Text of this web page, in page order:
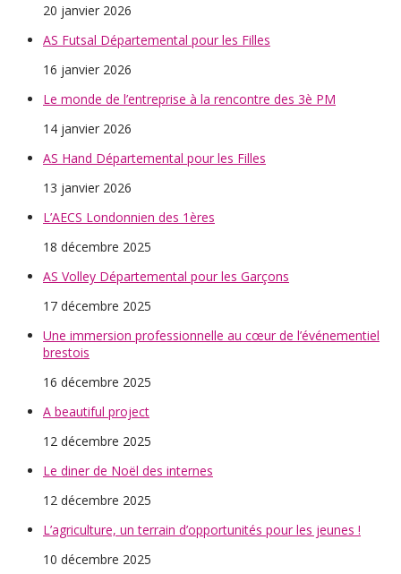
20 janvier 2026
AS Futsal Départemental pour les Filles
16 janvier 2026
Le monde de l’entreprise à la rencontre des 3è PM
14 janvier 2026
AS Hand Départemental pour les Filles
13 janvier 2026
L’AECS Londonnien des 1ères
18 décembre 2025
AS Volley Départemental pour les Garçons
17 décembre 2025
Une immersion professionnelle au cœur de l’événementiel
brestois
16 décembre 2025
A beautiful project
12 décembre 2025
Le diner de Noël des internes
12 décembre 2025
L’agriculture, un terrain d’opportunités pour les jeunes !
10 décembre 2025